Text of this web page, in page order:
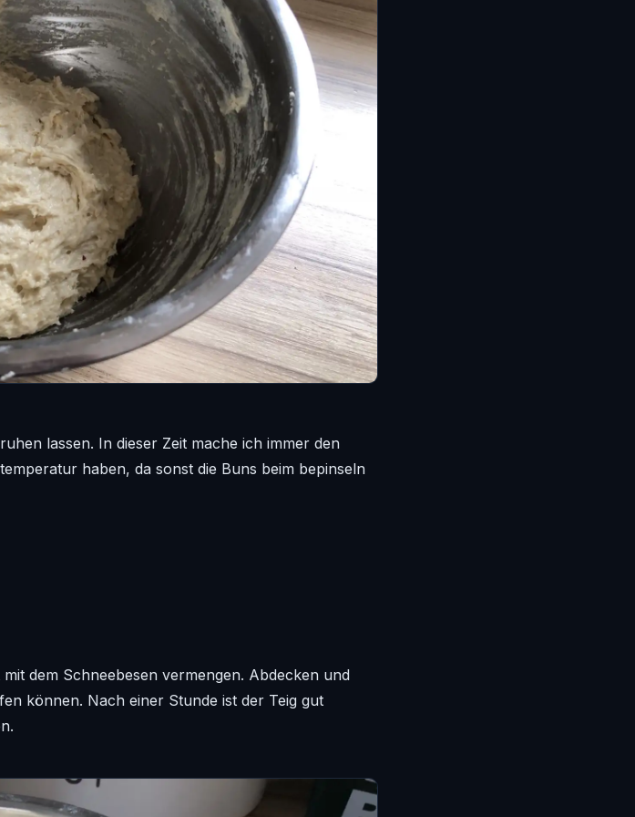
lassen. In dieser Zeit mache ich immer den
haben, da sonst die Buns beim bepinseln
dem Schneebesen vermengen. Abdecken und
können. Nach einer Stunde ist der Teig gut